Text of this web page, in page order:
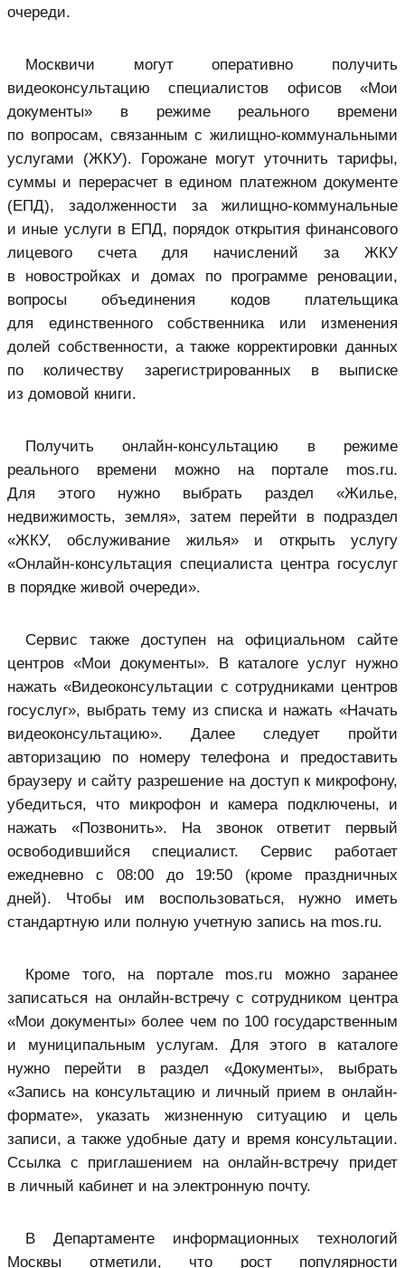
очереди.
Москвичи могут оперативно получить
видеоконсультацию специалистов офисов «Мои
документы» в режиме реального времени
по вопросам, связанным с жилищно-коммунальными
услугами (ЖКУ). Горожане могут уточнить тарифы,
суммы и перерасчет в едином платежном документе
(ЕПД), задолженности за жилищно-коммунальные
и иные услуги в ЕПД, порядок открытия финансового
лицевого счета для начислений за ЖКУ
в новостройках и домах по программе реновации,
вопросы объединения кодов плательщика
для единственного собственника или изменения
долей собственности, а также корректировки данных
по количеству зарегистрированных в выписке
из домовой книги.
Получить онлайн‑консультацию в режиме
реального времени можно на портале mos.ru.
Для этого нужно выбрать раздел «Жилье,
недвижимость, земля», затем перейти в подраздел
«ЖКУ, обслуживание жилья» и открыть услугу
«Онлайн-консультация специалиста центра госуслуг
в порядке живой очереди».
Сервис также доступен на официальном сайте
центров «Мои документы». В каталоге услуг нужно
нажать «Видеоконсультации с сотрудниками центров
госуслуг», выбрать тему из списка и нажать «Начать
видеоконсультацию». Далее следует пройти
авторизацию по номеру телефона и предоставить
браузеру и сайту разрешение на доступ к микрофону,
убедиться, что микрофон и камера подключены, и
нажать «Позвонить». На звонок ответит первый
освободившийся специалист. Сервис работает
ежедневно с 08:00 до 19:50 (кроме праздничных
дней). Чтобы им воспользоваться, нужно иметь
стандартную или полную учетную запись на mos.ru.
Кроме того, на портале mos.ru можно заранее
записаться на онлайн-встречу с сотрудником центра
«Мои документы» более чем по 100 государственным
и муниципальным услугам. Для этого в каталоге
нужно перейти в раздел «Документы», выбрать
«Запись на консультацию и личный прием в онлайн-
формате», указать жизненную ситуацию и цель
записи, а также удобные дату и время консультации.
Ссылка с приглашением на онлайн-встречу придет
в личный кабинет и на электронную почту.
В Департаменте информационных технологий
Москвы отметили, что рост популярности